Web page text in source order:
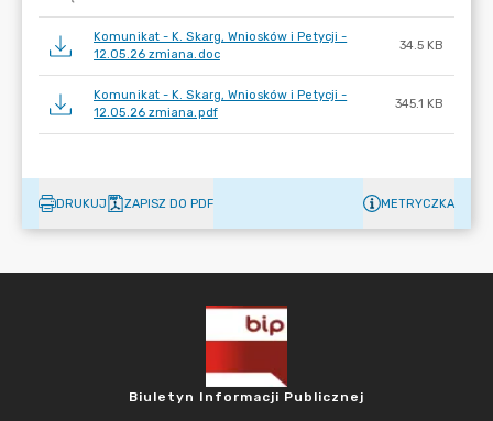
Komunikat - K. Skarg, Wniosków i Petycji -
12.05.26 zmiana.doc
34.5 KB
Komunikat - K. Skarg, Wniosków i Petycji -
12.05.26 zmiana.pdf
345.1 KB
DRUKUJ ZAPISZ DO PDF METRYCZKA
Biuletyn Informacji Publicznej